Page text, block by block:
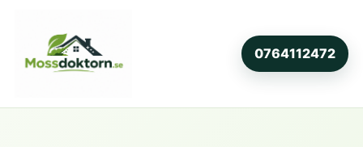
0764112472